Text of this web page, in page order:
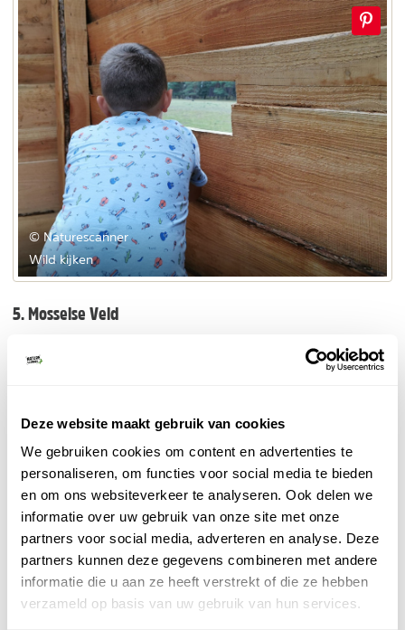
Deze website maakt gebruik van cookies
We gebruiken cookies om content en advertenties te
personaliseren, om functies voor social media te bieden
en om ons websiteverkeer te analyseren. Ook delen we
informatie over uw gebruik van onze site met onze
partners voor social media, adverteren en analyse. Deze
partners kunnen deze gegevens combineren met andere
informatie die u aan ze heeft verstrekt of die ze hebben
verzameld op basis van uw gebruik van hun services.
© Naturescanner
Wild kijken
5. Mosselse Veld
pony's en Spaanse Sayagueasa runderen. Neem plaats
een wild zwijn, een ree of edelhert voor de lens!
Landal - Boomhut Miggelenberg
Individuele reis, Vakantiepark
WoW! Slapen tussen de bomen in een unieke 4-
persoons boomwoning.
bungalowpark
Midden op de Veluwe.
BEKIJK